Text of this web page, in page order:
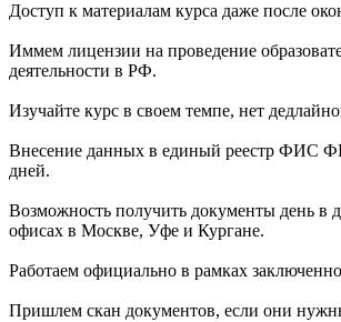
Доступ к материалам курса даже после
Иммем лицензии на проведение
деятельности в РФ.
Изучайте курс в своем темпе, нет
Внесение данных в единый реестр ФИС
дней.
Возможность получить документы день в
офисах в Москве, Уфе и Кургане.
Работаем официально в рамках
Пришлем скан документов, если они